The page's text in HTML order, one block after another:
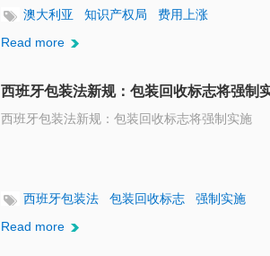
澳大利亚 知识产权局
费用上涨
Read more
西班牙包装法新规：包装回收标志将强制
西班牙包装法新规：包装回收标志将强制实施
西班牙包装法 包装回收标志
强制实施
Read more